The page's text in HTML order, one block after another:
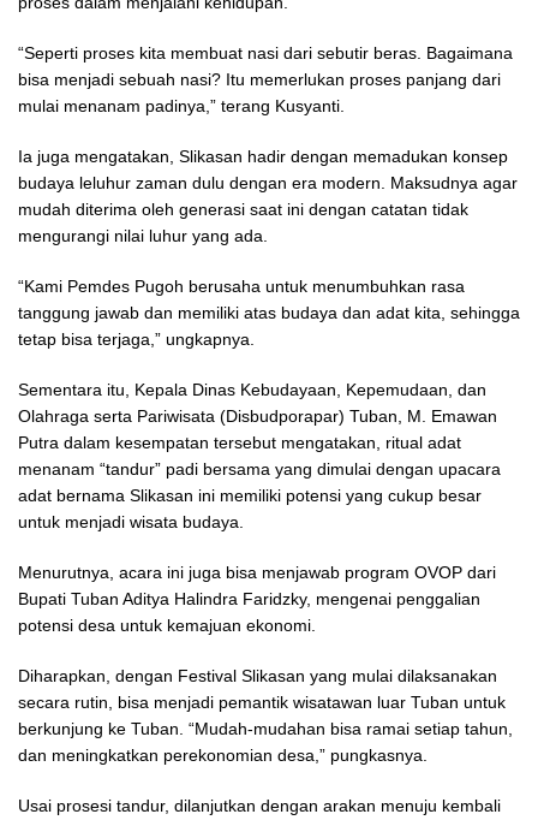
“Seperti proses kita membuat nasi dari sebutir beras. Bagaimana
bisa menjadi sebuah nasi? Itu memerlukan proses panjang dari
mulai menanam padinya,” terang Kusyanti.
Ia juga mengatakan, Slikasan hadir dengan memadukan konsep
budaya leluhur zaman dulu dengan era modern. Maksudnya agar
mudah diterima oleh generasi saat ini dengan catatan tidak
mengurangi nilai luhur yang ada.
“Kami Pemdes Pugoh berusaha untuk menumbuhkan rasa
tanggung jawab dan memiliki atas budaya dan adat kita, sehingga
tetap bisa terjaga,” ungkapnya.
Sementara itu, Kepala Dinas Kebudayaan, Kepemudaan, dan
Olahraga serta Pariwisata (Disbudporapar) Tuban, M. Emawan
Putra dalam kesempatan tersebut mengatakan, ritual adat
menanam “tandur” padi bersama yang dimulai dengan upacara
adat bernama Slikasan ini memiliki potensi yang cukup besar
untuk menjadi wisata budaya.
Menurutnya, acara ini juga bisa menjawab program OVOP dari
Bupati Tuban Aditya Halindra Faridzky, mengenai penggalian
potensi desa untuk kemajuan ekonomi.
Diharapkan, dengan Festival Slikasan yang mulai dilaksanakan
secara rutin, bisa menjadi pemantik wisatawan luar Tuban untuk
berkunjung ke Tuban. “Mudah-mudahan bisa ramai setiap tahun,
dan meningkatkan perekonomian desa,” pungkasnya.
Usai prosesi tandur, dilanjutkan dengan arakan menuju kembali